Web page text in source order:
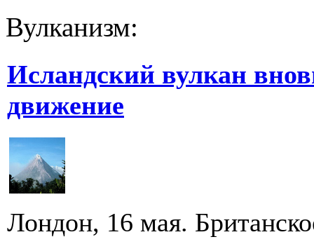
Вулканизм:
Исландский вулкан
движение
Лондон, 16 мая.